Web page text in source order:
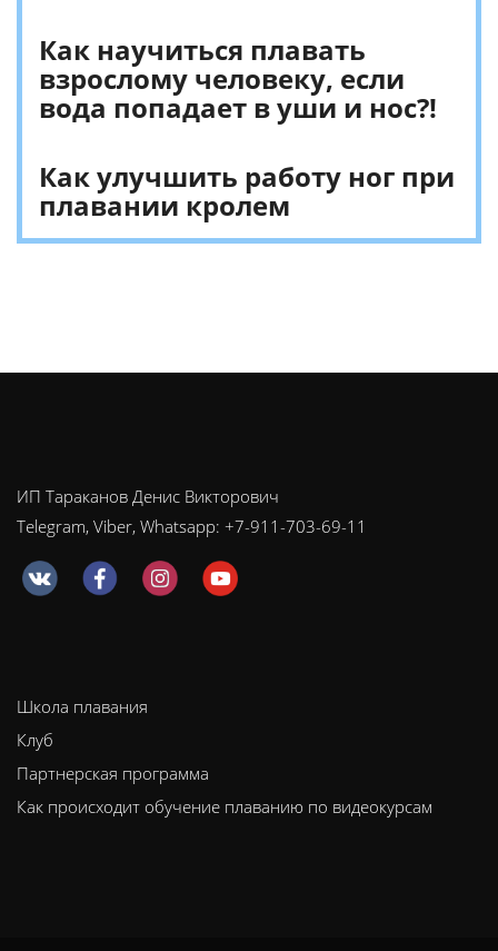
Как научиться плавать
взрослому человеку, если
вода попадает в уши и нос?!
Как улучшить работу ног при
плавании кролем
ИП Тараканов Денис Викторович
Telegram, Viber, Whatsapp: +7-911-703-69-11
Школа плавания
Клуб
Партнерская программа
Как происходит обучение плаванию по видеокурсам